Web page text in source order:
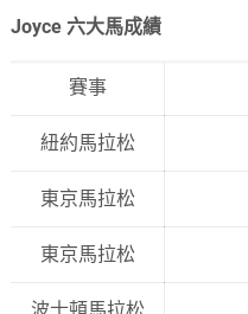
Joyce 六大馬成績
賽事
紐約馬拉松
東京馬拉松
東京馬拉松